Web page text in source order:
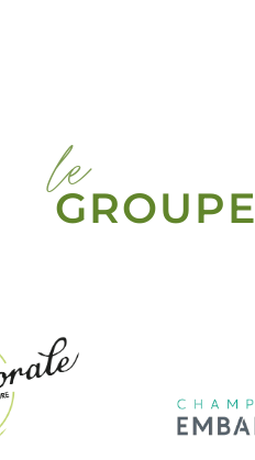
le
GROUPE